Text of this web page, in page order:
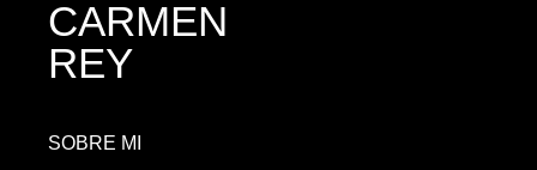
CARMEN
REY
SOBRE MI